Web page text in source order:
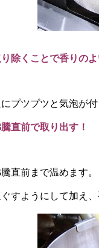
除くことで香りのよ
プツプツと気泡が
直前で取り出す！
直前まで温めます。
すようにして加え